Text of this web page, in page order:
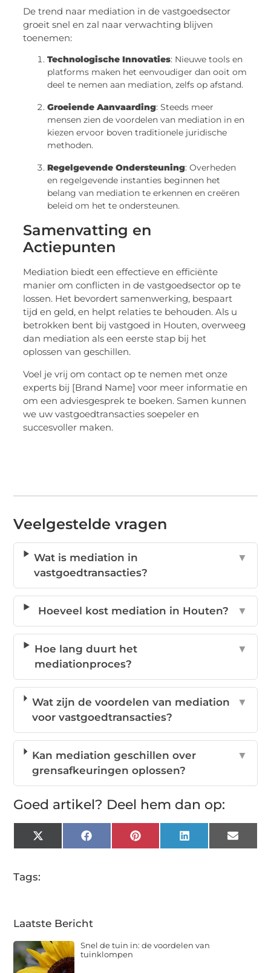
De trend naar mediation in de vastgoedsector
groeit snel en zal naar verwachting blijven
toenemen:
Technologische Innovaties: Nieuwe tools en
platforms maken het eenvoudiger dan ooit om
deel te nemen aan mediation, zelfs op afstand.
Groeiende Aanvaarding: Steeds meer
mensen zien de voordelen van mediation in en
kiezen ervoor boven traditionele juridische
methoden.
Regelgevende Ondersteuning: Overheden
en regelgevende instanties beginnen het
belang van mediation te erkennen en creëren
beleid om het te ondersteunen.
Samenvatting en
Actiepunten
Mediation biedt een effectieve en efficiënte
manier om conflicten in de vastgoedsector op te
lossen. Het bevordert samenwerking, bespaart
tijd en geld, en helpt relaties te behouden. Als u
betrokken bent bij vastgoed in Houten, overweeg
dan mediation als een eerste stap bij het
oplossen van geschillen.
Voel je vrij om contact op te nemen met onze
experts bij [Brand Name] voor meer informatie en
om een adviesgesprek te boeken. Samen kunnen
we uw vastgoedtransacties soepeler en
succesvoller maken.
Veelgestelde vragen
Wat is mediation in
vastgoedtransacties?
▼
Hoeveel kost mediation in Houten? ▼
Hoe lang duurt het
mediationproces?
▼
Wat zijn de voordelen van mediation
voor vastgoedtransacties?
▼
Kan mediation geschillen over
grensafkeuringen oplossen?
▼
Goed artikel? Deel hem dan op:
X
(Twitter)
FacebookPinterestLinkedInEmail
Tags:
Laatste Bericht
Snel de tuin in: de voordelen van
tuinklompen